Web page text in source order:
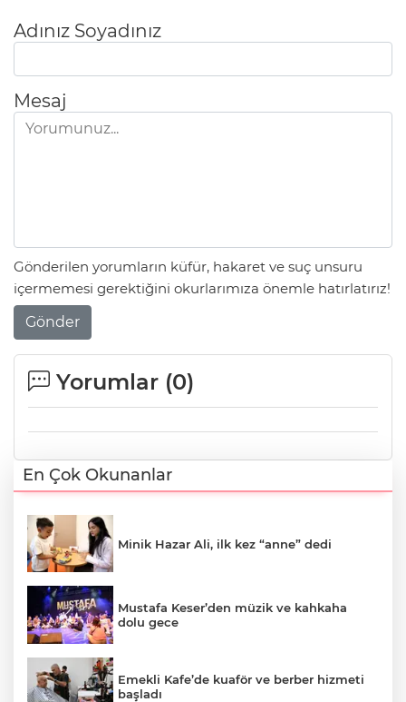
Adınız Soyadınız
Mesaj
Gönderilen yorumların küfür, hakaret ve suç unsuru
içermemesi gerektiğini okurlarımıza önemle hatırlatırız!
Gönder
Yorumlar (0)
En Çok Okunanlar
Minik Hazar Ali, ilk kez “anne” dedi
Mustafa Keser’den müzik ve kahkaha
dolu gece
Emekli Kafe’de kuaför ve berber hizmeti
başladı